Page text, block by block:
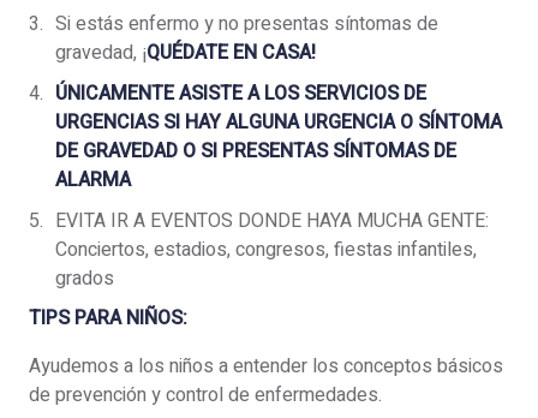
Si estás enfermo y no presentas síntomas de
gravedad, ¡QUÉDATE EN CASA!
ÚNICAMENTE ASISTE A LOS SERVICIOS DE
URGENCIAS SI HAY ALGUNA URGENCIA O SÍNTOMA
DE GRAVEDAD O SI PRESENTAS SÍNTOMAS DE
ALARMA
EVITA IR A EVENTOS DONDE HAYA MUCHA GENTE:
Conciertos, estadios, congresos, fiestas infantiles,
grados
TIPS PARA NIÑOS:
Ayudemos a los niños a entender los conceptos básicos
de prevención y control de enfermedades.